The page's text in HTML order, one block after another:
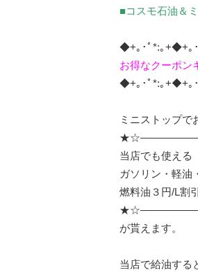
■コスモ石油＆
◆+｡･ﾟ*:｡+◆+｡
お得なクーポン
◆+｡･ﾟ*:｡+◆+｡
ミニストップで
当店でも使える
ガソリン・軽油
燃料油３円/L割
が貰えます。
当店で給油する